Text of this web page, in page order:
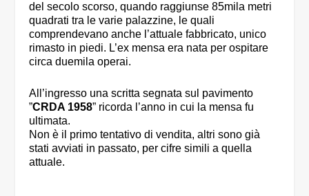
del secolo scorso, quando raggiunse 85mila metri
quadrati tra le varie palazzine, le quali
comprendevano anche l’attuale fabbricato, unico
rimasto in piedi. L’ex mensa era nata per ospitare
circa duemila operai.
All’ingresso una scritta segnata sul pavimento
”CRDA 1958” ricorda l’anno in cui la mensa fu
ultimata.
Non è il primo tentativo di vendita, altri sono già
stati avviati in passato, per cifre simili a quella
attuale.